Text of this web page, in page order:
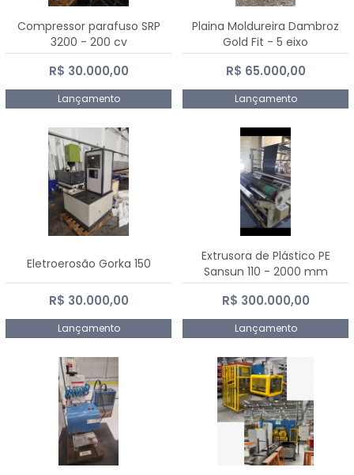
Compressor parafuso SRP
3200 - 200 cv
R$ 30.000,00
Lançamento
Plaina Moldureira Dambroz
Gold Fit - 5 eixo
R$ 65.000,00
Lançamento
Eletroerosão Gorka 150
R$ 30.000,00
Lançamento
Extrusora de Plástico PE
Sansun 110 - 2000 mm
R$ 300.000,00
Lançamento